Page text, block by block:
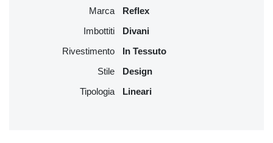
Marca Reflex
Imbottiti Divani
Rivestimento In Tessuto
Stile Design
Tipologia Lineari